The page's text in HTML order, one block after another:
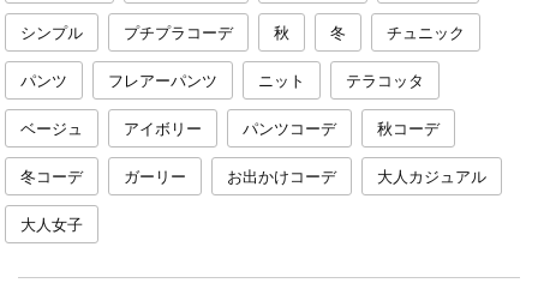
シンプル プチプラコーデ 秋 冬 チュニック
パンツ フレアーパンツ ニット テラコッタ
ベージュ アイボリー パンツコーデ 秋コーデ
冬コーデ ガーリー お出かけコーデ 大人カジュアル
大人女子